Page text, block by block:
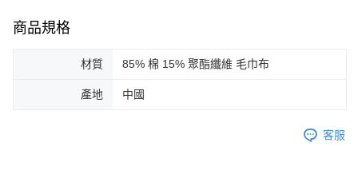
商品規格
材質 85% 棉 15% 聚酯纖維 毛巾布
產地 中國
客服